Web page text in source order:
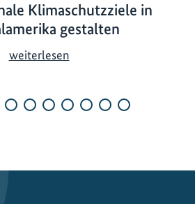
Klimaschutzziele in
gestalten
weiterlesenN
e